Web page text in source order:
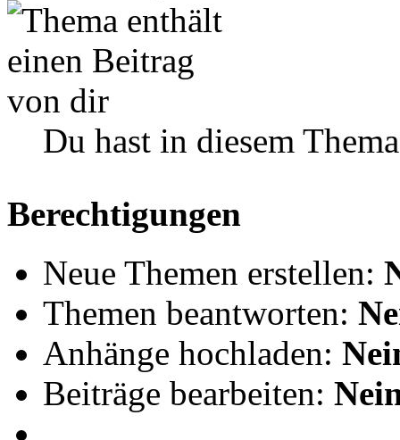
Du hast in diesem
Berechtigungen
Neue Themen erstellen:
Themen beantworten:
Anhänge hochladen:
Beiträge bearbeiten: